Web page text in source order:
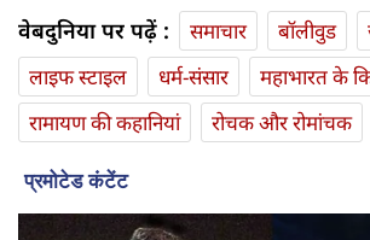
वेबदुनिया पर पढ़ें : समाचार बॉलीवुड
लाइफ स्‍टाइल
धर्म-संसार
महाभारत के
रामायण की कहानियां
रोचक और रोमांचक